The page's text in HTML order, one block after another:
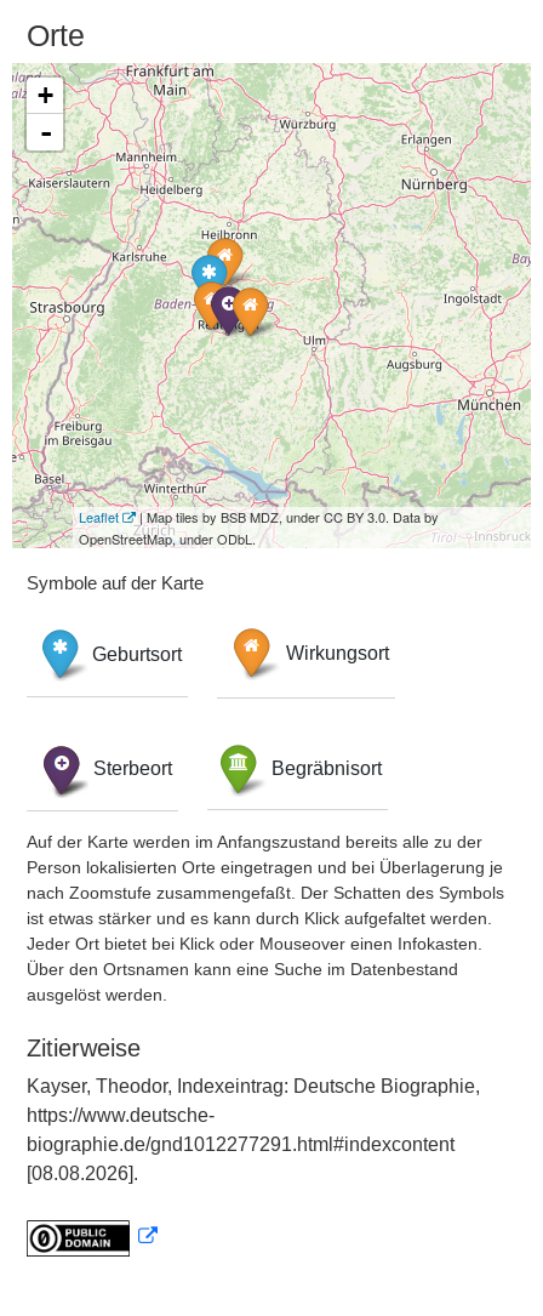
Orte
+
-
Leaflet
| Map tiles by BSB MDZ, under CC BY 3.0. Data by
OpenStreetMap, under ODbL.
Symbole auf der Karte
Geburtsort Wirkungsort
Sterbeort Begräbnisort
Auf der Karte werden im Anfangszustand bereits alle zu der
Person lokalisierten Orte eingetragen und bei Überlagerung je
nach Zoomstufe zusammengefaßt. Der Schatten des Symbols
ist etwas stärker und es kann durch Klick aufgefaltet werden.
Jeder Ort bietet bei Klick oder Mouseover einen Infokasten.
Über den Ortsnamen kann eine Suche im Datenbestand
ausgelöst werden.
Zitierweise
Kayser, Theodor, Indexeintrag: Deutsche Biographie,
https://www.deutsche-
biographie.de/gnd1012277291.html#indexcontent
[08.08.2026].